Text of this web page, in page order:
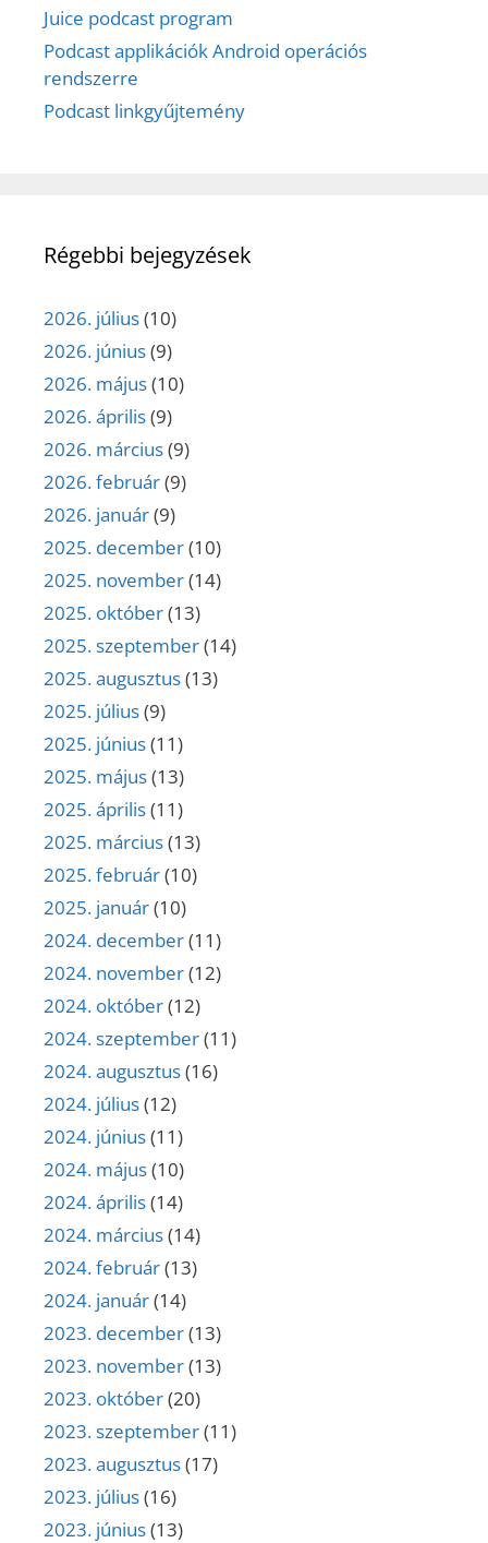
Juice podcast program
Podcast applikációk Android operációs
rendszerre
Podcast linkgyűjtemény
Régebbi bejegyzések
2026. július(10)
2026. június(9)
2026. május(10)
2026. április(9)
2026. március(9)
2026. február(9)
2026. január(9)
2025. december(10)
2025. november(14)
2025. október(13)
2025. szeptember(14)
2025. augusztus(13)
2025. július(9)
2025. június(11)
2025. május(13)
2025. április(11)
2025. március(13)
2025. február(10)
2025. január(10)
2024. december(11)
2024. november(12)
2024. október(12)
2024. szeptember(11)
2024. augusztus(16)
2024. július(12)
2024. június(11)
2024. május(10)
2024. április(14)
2024. március(14)
2024. február(13)
2024. január(14)
2023. december(13)
2023. november(13)
2023. október(20)
2023. szeptember(11)
2023. augusztus(17)
2023. július(16)
2023. június(13)